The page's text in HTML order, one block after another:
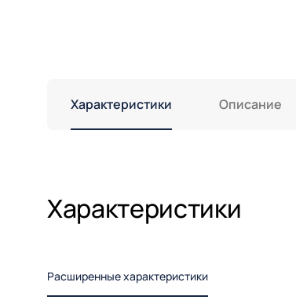
Характеристики Описание
Характеристики
Расширенные характеристики